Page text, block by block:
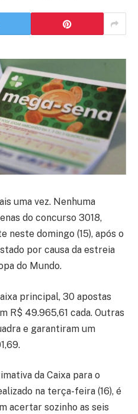
uma vez. Nenhuma
do concurso 3018,
neste domingo (15), após o
por causa da estreia
do Mundo.
principal, 30 apostas
R$ 49.965,61 cada. Outras
e garantiram um
da Caixa para o
na terça-feira (16), é
acertar sozinho as seis